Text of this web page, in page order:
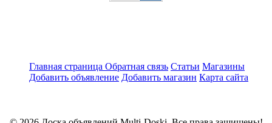
Главная страница Обратная связь Статьи Магазины
Добавить объявление Добавить магазин Карта сайта